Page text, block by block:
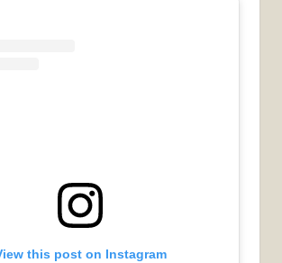
this post on Instagram